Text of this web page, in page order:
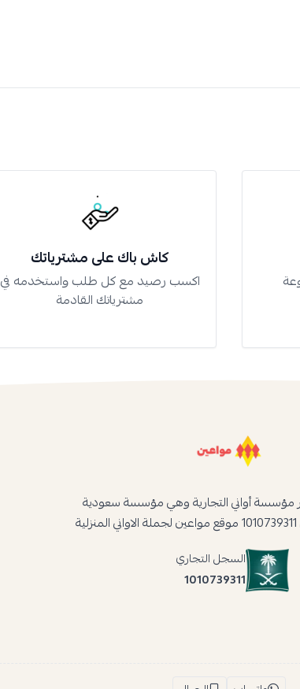
كاش باك على مشترياتك
اكسب رصيد مع كل طلب واستخدمه في
مشترياتك القادمة
مؤسسة أواني التجارية وهي مؤسسة سعودية
السجل التجاري
1010739311